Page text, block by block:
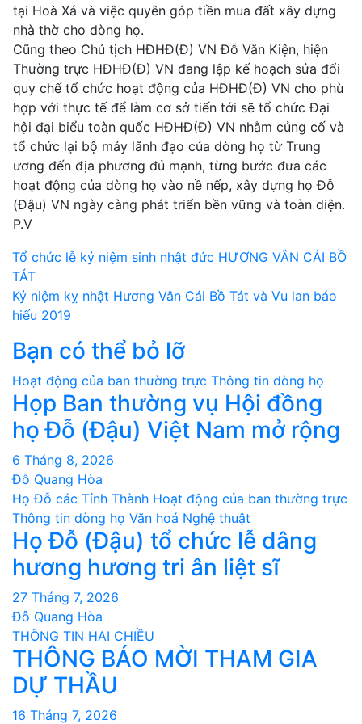
tại Hoà Xá và việc quyên góp tiền mua đất xây dựng
nhà thờ cho dòng họ.
Cũng theo Chủ tịch HĐHĐ(Đ) VN Đỗ Văn Kiện, hiện
Thường trực HĐHĐ(Đ) VN đang lập kế hoạch sửa đổi
quy chế tổ chức hoạt động của HĐHĐ(Đ) VN cho phù
hợp với thực tế để làm cơ sở tiến tới sẽ tổ chức Đại
hội đại biểu toàn quốc HĐHĐ(Đ) VN nhằm củng cố và
tổ chức lại bộ máy lãnh đạo của dòng họ từ Trung
ương đến địa phương đủ mạnh, từng bước đưa các
hoạt động của dòng họ vào nề nếp, xây dựng họ Đỗ
(Đậu) VN ngày càng phát triển bền vững và toàn diện.
P.V
Điều
hướng
bài
viết
Tổ chức lễ kỷ niệm sinh nhật đức HƯƠNG VÂN CÁI BỒ
TÁT
Kỷ niệm kỵ nhật Hương Vân Cái Bồ Tát và Vu lan báo
hiếu 2019
Bạn có thể bỏ lỡ
Hoạt động của ban thường trực Thông tin dòng họ
Họp Ban thường vụ Hội đồng
họ Đỗ (Đậu) Việt Nam mở rộng
6 Tháng 8, 2026
Đỗ Quang Hòa
Họ Đỗ các Tỉnh Thành Hoạt động của ban thường trực
Thông tin dòng họ Văn hoá Nghệ thuật
Họ Đỗ (Đậu) tổ chức lễ dâng
hương hương tri ân liệt sĩ
27 Tháng 7, 2026
Đỗ Quang Hòa
THÔNG TIN HAI CHIỀU
THÔNG BÁO MỜI THAM GIA
DỰ THẦU
16 Tháng 7, 2026